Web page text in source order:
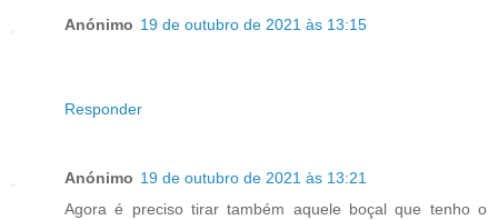
Anónimo 19 de outubro de 2021 às 13:15
Responder
Anónimo 19 de outubro de 2021 às 13:21
Agora é preciso tirar também aquele boçal que tenho o